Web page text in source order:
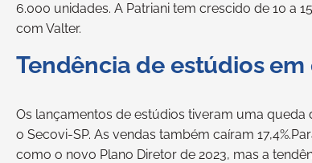
6.000 unidades. A Patriani tem crescido de 10 a
com Valter.
Tendência de estúdios em
Os lançamentos de estúdios tiveram uma queda
o Secovi-SP. As vendas também caíram
como o novo Plano Diretor de 2023, mas a